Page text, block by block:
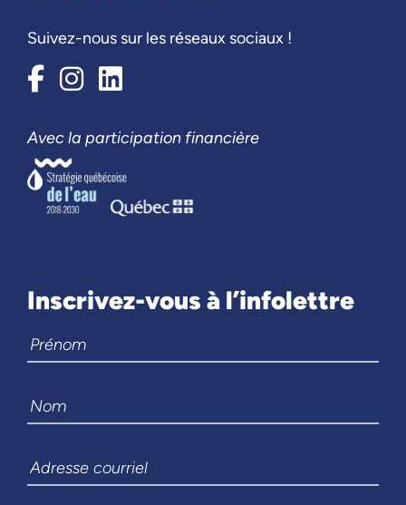
Suivez-nous sur les réseaux sociaux !
Avec la participation financière
Inscrivez-vous à l’infolettre